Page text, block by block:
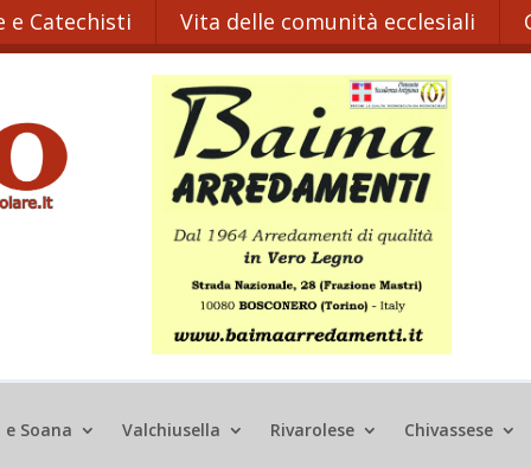
e Catechisti Vita delle comunità ecclesiali
e Soana Valchiusella Rivarolese Chivassese